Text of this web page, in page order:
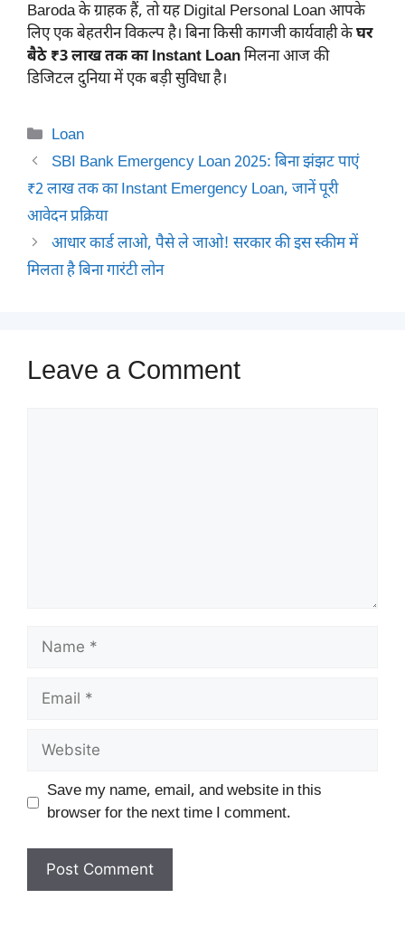
Baroda के ग्राहक हैं, तो यह Digital Personal Loan आपके
लिए एक बेहतरीन विकल्प है। बिना किसी कागजी कार्यवाही केघर
बैठे ₹3 लाख तक का Instant Loanमिलना आज की
डिजिटल दुनिया में एक बड़ी सुविधा है।
Categories
Loan
SBI Bank Emergency Loan 2025: बिना झंझट पाएं
₹2 लाख तक का Instant Emergency Loan, जानें पूरी
आवेदन प्रक्रिया
आधार कार्ड लाओ, पैसे ले जाओ! सरकार की इस स्कीम में
मिलता है बिना गारंटी लोन
Leave a Comment
Name
Email
Website
Save my name, email, and website in this
browser for the next time I comment.